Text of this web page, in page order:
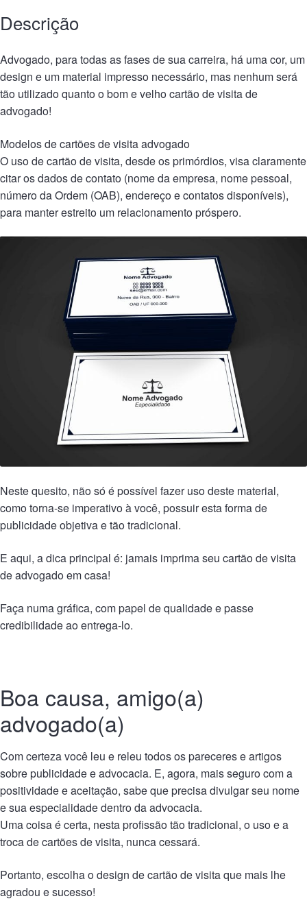
Descrição
Advogado, para todas as fases de sua carreira, há uma cor, um
design e um material impresso necessário, mas nenhum será
tão utilizado quanto o bom e velho cartão de visita de
advogado!
Modelos de cartões de visita advogado
O uso de cartão de visita, desde os primórdios, visa claramente
citar os dados de contato (nome da empresa, nome pessoal,
número da Ordem (OAB), endereço e contatos disponíveis),
para manter estreito um relacionamento próspero.
Neste quesito, não só é possível fazer uso deste material,
como torna-se imperativo à você, possuir esta forma de
publicidade objetiva e tão tradicional.
E aqui, a dica principal é: jamais imprima seu cartão de visita
de advogado em casa!
Faça numa gráfica, com papel de qualidade e passe
credibilidade ao entrega-lo.
Boa causa, amigo(a)
advogado(a)
Com certeza você leu e releu todos os pareceres e artigos
sobre publicidade e advocacia. E, agora, mais seguro com a
positividade e aceitação, sabe que precisa divulgar seu nome
e sua especialidade dentro da advocacia.
Uma coisa é certa, nesta profissão tão tradicional, o uso e a
troca de cartões de visita, nunca cessará.
Portanto, escolha o design de cartão de visita que mais lhe
agradou e sucesso!